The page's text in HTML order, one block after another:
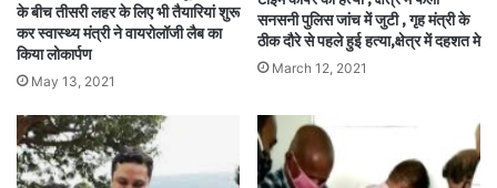
के बीच तीसरी लहर के लिए भी तैयारियां शुरू
कर स्वास्थ्य मंत्री ने वायरोलॉजी लैब का
किया लोकार्पण
May 13, 2021
सनसनी पुलिस जांच में जुटी , गृह मंत्री के
ठीक दौरे से पहले हुई हत्या,क्षेत्र में दहशत मे
March 12, 2021